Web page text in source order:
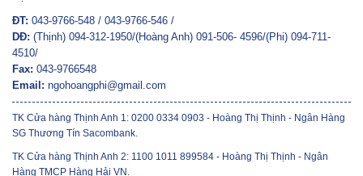
ĐT: 043-9766-548 / 043-9766-546 /
DĐ: (Thịnh) 094-312-1950/(Hoàng Anh) 091-506- 4596/(Phi) 094-711-
4510/
Fax: 043-9766548
Email: ngohoangphi@gmail.com
TK Cửa hàng Thịnh Anh 1: 0200 0334 0903 - Hoàng Thị Thịnh - Ngân Hàng
SG Thương Tín Sacombank.
TK Cửa hàng Thịnh Anh 2: 1100 1011 899584 - Hoàng Thị Thịnh - Ngân
Hàng TMCP Hàng Hải VN.